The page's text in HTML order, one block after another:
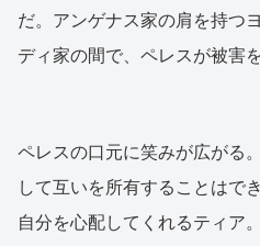
だ。アンゲナス家の肩を持つ
ディ家の間で、ペレスが被害
ペレスの口元に笑みが広がる
して互いを所有することはで
自分を心配してくれるティア